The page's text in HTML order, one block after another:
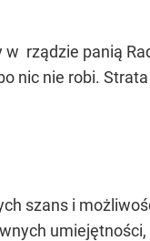
rządzie panią
nic nie robi.
szans i